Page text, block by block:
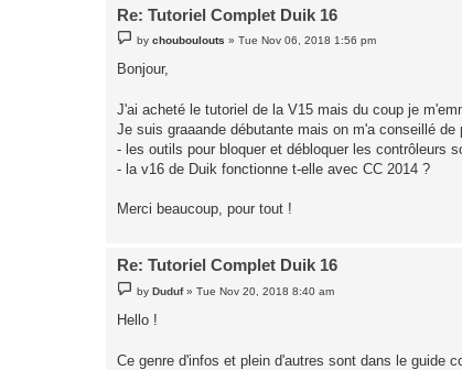
Re: Tutoriel Complet Duik 16
P
o
t
bychouboulouts »Tue Nov 06, 2018 1:56 pm
Bonjour,
J'ai acheté le tutoriel de la V15 mais du coup je
Je suis graaande débutante mais on m'a conseillé
- les outils pour bloquer et débloquer les contrôleurs
- la v16 de Duik fonctionne t-elle avec CC 2014 ?
Merci beaucoup, pour tout !
Re: Tutoriel Complet Duik 16
P
o
s
t
byDuduf»Tue Nov 20, 2018 8:40 am
Hello !
Ce genre d'infos et plein d'autres sont dans le guide